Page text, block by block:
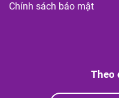
Chính sách bảo mật
Theo